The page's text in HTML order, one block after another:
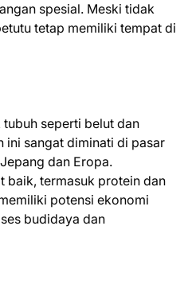
spesial. Meski tidak
tetap memiliki tempat di
seperti belut dan
ini sangat diminati di pasar
dan Eropa.
baik, termasuk protein dan
potensi ekonomi
budidaya dan